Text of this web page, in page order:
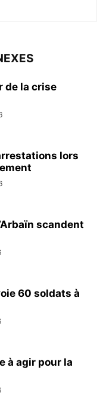
de la crise
lors
scandent
60 soldats à
à agir pour la